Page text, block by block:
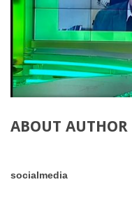
ABOUT AUTHOR
socialmedia